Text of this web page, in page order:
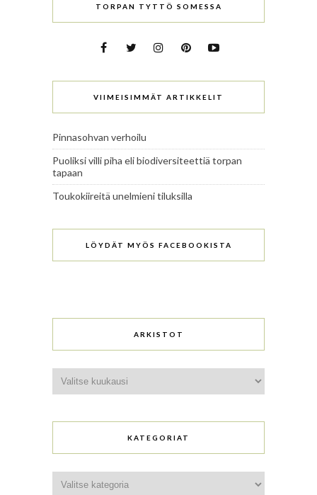
TORPAN TYTTÖ SOMESSA
VIIMEISIMMÄT ARTIKKELIT
Pinnasohvan verhoilu
Puoliksi villi piha eli biodiversiteettiä torpan
tapaan
Toukokiireitä unelmieni tiluksilla
LÖYDÄT MYÖS FACEBOOKISTA
ARKISTOT
KATEGORIAT